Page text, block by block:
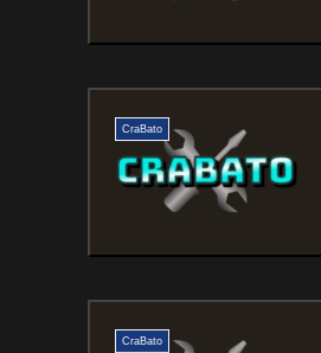
CraBato
CraBato